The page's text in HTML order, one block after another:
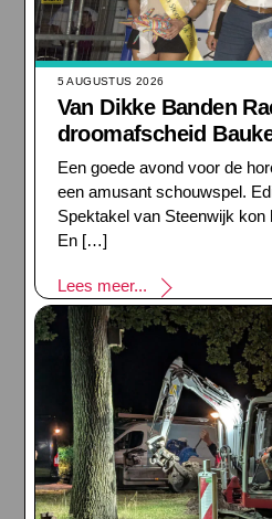
5 AUGUSTUS 2026
Van Dikke Banden
droomafscheid
Een goede avond voor de
een amusant schouwspel.
Spektakel van Steenwijk kon
En […]
Lees meer...